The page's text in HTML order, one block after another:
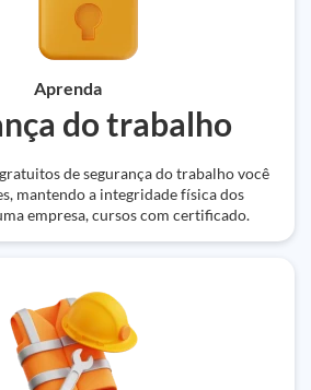
Aprenda
do trabalho
de segurança do trabalho você
mantendo a integridade física dos
empresa, cursos com certificado.